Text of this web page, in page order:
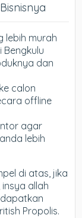
lebih murah
Bengkulu
dan
calon
offline
agar
lebih
di atas, jika
allah
Propolis.